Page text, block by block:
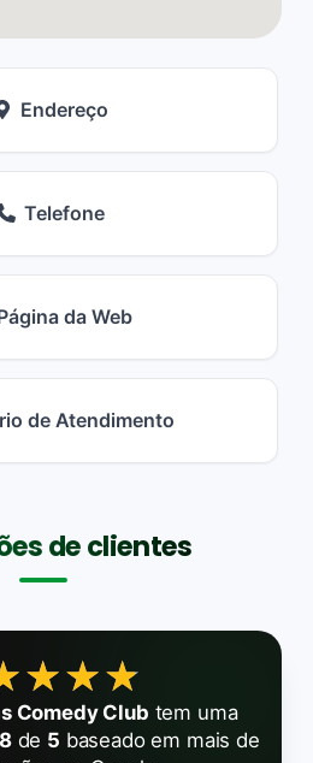
Endereço
Telefone
da Web
de Atendimento
de clientes
Comedy Club tem uma
de 5 baseado em mais de